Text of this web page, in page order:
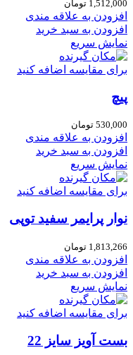
1,512,000 تومان
افزودن به علاقه مندی
افزودن به سبد خرید
نمایش سریع
برای مقایسه اضافه کنید
پیچ
530,000 تومان
افزودن به علاقه مندی
افزودن به سبد خرید
نمایش سریع
برای مقایسه اضافه کنید
نوار پرایمر سفید توپی
1,813,266 تومان
افزودن به علاقه مندی
افزودن به سبد خرید
نمایش سریع
برای مقایسه اضافه کنید
بست آویز سایز 22